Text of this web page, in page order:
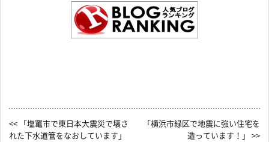
<< 「塩竃市で東日本大震災で壊さ
れた下水道管をなおしています」
「横浜市緑区で地震に強い住宅を
造っています！」 >>